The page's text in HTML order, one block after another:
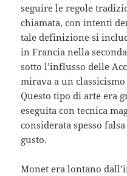
seguire le regole
chiamata, con intenti
tale definizione si
in Francia nella
sotto l’influsso delle
mirava a un classicismo
Questo tipo di arte era
eseguita con tecnica
considerata spesso
gusto.
Monet era lontano